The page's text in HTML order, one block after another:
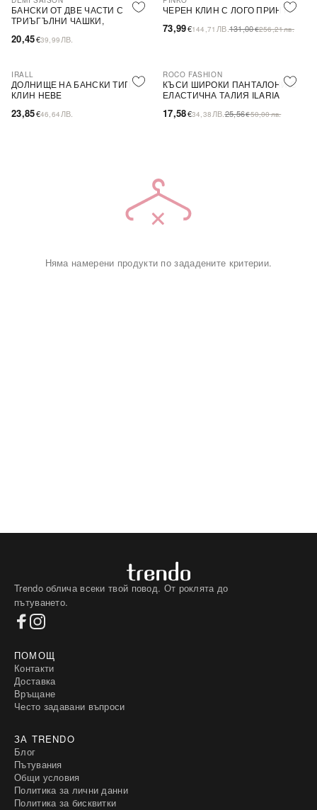
БАНСКИ ОТ ДВЕ ЧАСТИ С
ТРИЪГЪЛНИ ЧАШКИ,
20,45€39,99 ЛВ.
-44%
ЧЕРЕН КЛИН С ЛОГО ПРИНТ
73,99€144,71 ЛВ.131,00€256,21лв.
IRALL
ДОЛНИЩЕ НА БАНСКИ ТИП
КЛИН HEBE
23,85€46,64 ЛВ.
-31%
ROCO FASHION
КЪСИ ШИРОКИ ПАНТАЛОНИ С
ЕЛАСТИЧНА ТАЛИЯ ILARIA
17,58€34,38 ЛВ.25,56€50,00лв.
Няма намерени продукти по зададените критерии.
Trendo облича всеки твой повод. От роклята до
пътуването.
ПОМОЩ
Контакти
Доставка
Връщане
Често задавани въпроси
ЗА TRENDO
Блог
Пътувания
Общи условия
Политика за лични данни
Политика за бисквитки